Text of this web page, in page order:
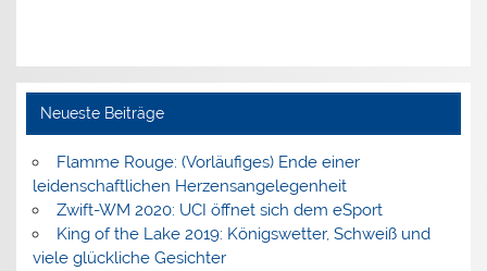
Neueste Beiträge
Flamme Rouge: (Vorläufiges) Ende einer
leidenschaftlichen Herzensangelegenheit
Zwift-WM 2020: UCI öffnet sich dem eSport
King of the Lake 2019: Königswetter, Schweiß und
viele glückliche Gesichter